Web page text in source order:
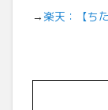
→ 楽天：【ち